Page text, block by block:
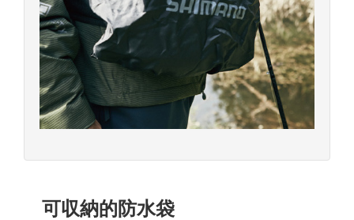
可収納的防水袋